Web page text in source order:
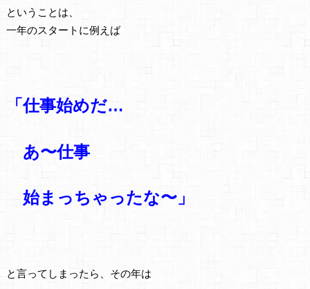
ということは、
一年のスタートに例えば
「仕事始めだ…
あ〜仕事
始まっちゃったな〜」
と言ってしまったら、その年は